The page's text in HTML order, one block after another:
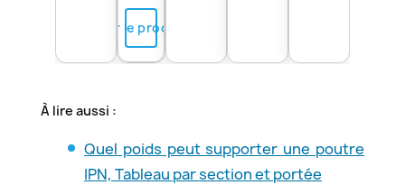
Voir le produit
À lire aussi :
Quel poids peut supporter une poutre
IPN, Tableau par section et portée